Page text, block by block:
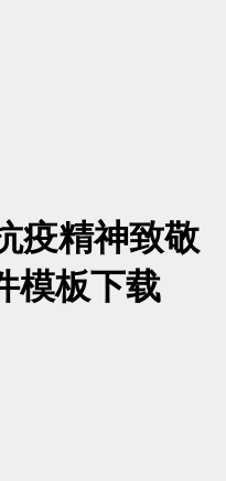
疫精神致敬
模板下载